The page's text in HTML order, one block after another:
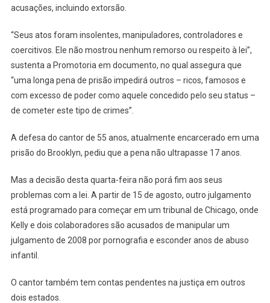
acusações, incluindo extorsão.
“Seus atos foram insolentes, manipuladores, controladores e
coercitivos. Ele não mostrou nenhum remorso ou respeito à lei”,
sustenta a Promotoria em documento, no qual assegura que
“uma longa pena de prisão impedirá outros – ricos, famosos e
com excesso de poder como aquele concedido pelo seu status –
de cometer este tipo de crimes”.
A defesa do cantor de 55 anos, atualmente encarcerado em uma
prisão do Brooklyn, pediu que a pena não ultrapasse 17 anos.
Mas a decisão desta quarta-feira não porá fim aos seus
problemas com a lei. A partir de 15 de agosto, outro julgamento
está programado para começar em um tribunal de Chicago, onde
Kelly e dois colaboradores são acusados de manipular um
julgamento de 2008 por pornografia e esconder anos de abuso
infantil.
O cantor também tem contas pendentes na justiça em outros
dois estados.